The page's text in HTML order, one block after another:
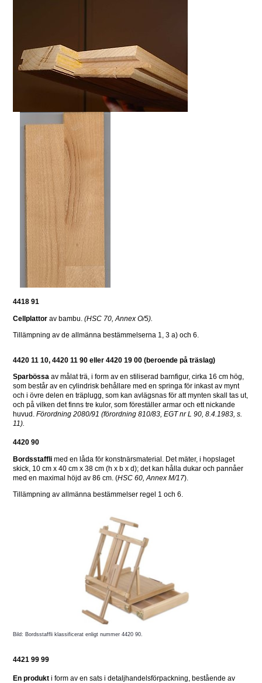
4418 91
Cellplattor av bambu. (HSC 70 Annex O/5).
Tillämpning av de allmänna bestämmelserna 1, 3 a) och 6.
4420 11 10, 4420 11 90 eller 4420 19 00 (beroende på träslag)
Sparbössa av målat trä, i form av en stiliserad barnfigur, cirka 16 cm hög,
som består av en cylindrisk behållare med en springa för inkast av mynt
och i övre delen en träplugg, som kan avlägsnas för att mynten skall tas ut,
och på vilken det finns tre kulor, som föreställer armar och ett nickande
huvud. Förordning 2080/91 (förordning 810/83, EGT nr L 90, 8.4.1983, s.
11).
4420 90
Bordsstaffli med en låda för konstnärsmaterial. Det mäter, i hopslaget
skick, 10 cm x 40 cm x 38 cm (h x b x d); det kan hålla dukar och pannåer
med en maximal höjd av 86 cm. (HSC 60, Annex M/17).
Tillämpning av allmänna bestämmelser regel 1 och 6.
Bild: Bordsstaffli klassificerat enligt nummer 4420 90.
4421 99 99
En produkt i form av en sats i detaljhandelsförpackning, bestående av